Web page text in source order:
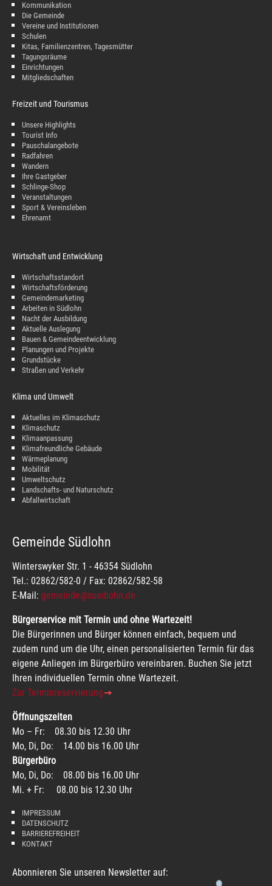
Kommunikation
Die Gemeinde
Vereine und Institutionen
Schulen
Kitas, Familienzentren, Tagesmütter
Tagungsräume
Einrichtungen
Mitgliedschaften
Freizeit und Tourismus
Unsere Highlights
Tourist Info
Pauschalangebote
Radfahren
Wandern
Ihre Gastgeber
Schlinge-Shop
Veranstaltungen
Sport & Vereinsleben
Ehrenamt
Wirtschaft und Entwicklung
Wirtschaftsstandort
Wirtschaftsförderung
Gemeindemarketing
Arbeiten in Südlohn
Nacht der Ausbildung
Aktuelle Auslegung
Bauen & Gemeindeentwicklung
Planungen und Projekte
Grundstücke
Straßen und Verkehr
Klima und Umwelt
Aktuelles im Klimaschutz
Klimaschutz
Klimaanpassung
Klimafreundliche Gebäude
Wärmeplanung
Mobilität
Umweltschutz
Landschafts- und Naturschutz
Abfallwirtschaft
Gemeinde Südlohn
Winterswyker Str. 1 - 46354 Südlohn
Tel.: 02862/582-0 / Fax: 02862/582-58
E-Mail: gemeinde@suedlohn.de
Bürgerservice mit Termin und ohne Wartezeit!
Die Bürgerinnen und Bürger können einfach, bequem und
zudem rund um die Uhr, einen personalisierten Termin für das
eigene Anliegen im Bürgerbüro vereinbaren. Buchen Sie jetzt
Ihren individuellen Termin ohne Wartezeit.
Zur Terminreservierung
Öffnungszeiten
Mo – Fr: 08.30 bis 12.30 Uhr
Mo, Di, Do: 14.00 bis 16.00 Uhr
Bürgerbüro
Mo, Di, Do: 08.00 bis 16.00 Uhr
Mi. + Fr: 08.00 bis 12.30 Uhr
IMPRESSUM
DATENSCHUTZ
BARRIEREFREIHEIT
KONTAKT
Abonnieren Sie unseren Newsletter auf: